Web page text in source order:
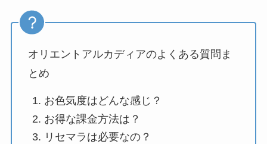
オリエントアルカディアのよくある質問ま
とめ
お色気度はどんな感じ？
お得な課金方法は？
リセマラは必要なの？